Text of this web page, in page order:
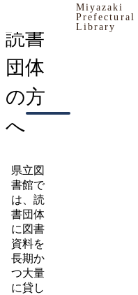
Miyazaki
Prefectural
Library
読書
団体
の方
へ
県立図
書館で
は、読
書団体
に図書
資料を
長期か
つ大量
に貸し